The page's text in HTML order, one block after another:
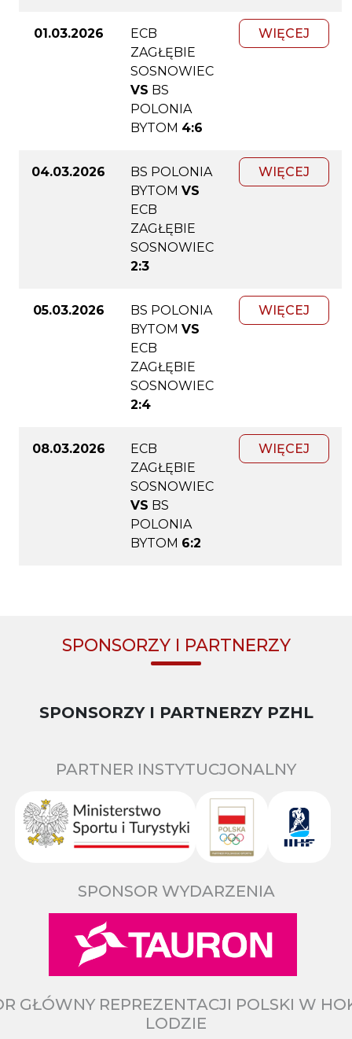
01.03.2026
ECB
ZAGŁĘBIE
SOSNOWIEC
VS BS
POLONIA
BYTOM 4:6
WIĘCEJ
04.03.2026
BS POLONIA
BYTOM VS
ECB
ZAGŁĘBIE
SOSNOWIEC
2:3
WIĘCEJ
05.03.2026
BS POLONIA
BYTOM VS
ECB
ZAGŁĘBIE
SOSNOWIEC
2:4
WIĘCEJ
08.03.2026
ECB
ZAGŁĘBIE
SOSNOWIEC
VS BS
POLONIA
BYTOM 6:2
WIĘCEJ
SPONSORZY I PARTNERZY
SPONSORZY I PARTNERZY PZHL
PARTNER INSTYTUCJONALNY
SPONSOR WYDARZENIA
GŁÓWNY REPREZENTACJI POLSKI W
LODZIE